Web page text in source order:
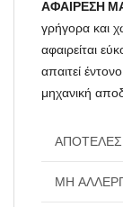
ΑΦΑΙΡΕΣΗ
γρήγορα και
αφαιρείται
απαιτεί
μηχανική
ΜΗ